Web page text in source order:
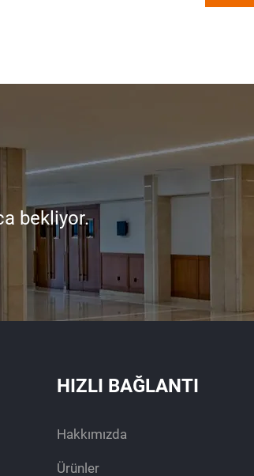
bekliyor.
HIZLI BAĞLANTI
Hakkımızda
Ürünler